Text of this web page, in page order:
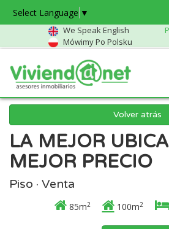
Select Language ▼
We Speak English
Mówimy Po Polsku
Volver atrás
LA MEJOR
MEJOR PRECIO
Piso · Venta
85m2 100m2